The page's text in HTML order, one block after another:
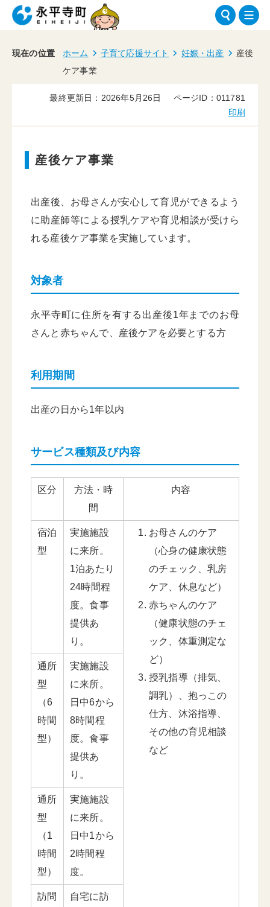
現在の位置 ホーム 子育て応援サイト 妊娠・出産
産後
ケア事業
最終更新日：2026年5月26日
ページID：011781
印刷
産後ケア事業
出産後、お母さんが安心して育児ができるよう
に助産師等による授乳ケアや育児相談が受けら
れる産後ケア事業を実施しています。
対象者
永平寺町に住所を有する出産後1年までのお母
さんと赤ちゃんで、産後ケアを必要とする方
利用期間
出産の日から1年以内
サービス種類及び内容
区分
方法・時
間
内容
宿泊
型
実施施設
に来所。
1泊あたり
24時間程
度。食事
提供あ
り。
お母さんのケア
（心身の健康状態
のチェック、乳房
ケア、休息など）
赤ちゃんのケア
（健康状態のチェ
ック、体重測定な
ど）
授乳指導（排気、
調乳）、抱っこの
仕方、沐浴指導、
その他の育児相談
など
通所
型
（6
時間
型）
実施施設
に来所。
日中6から
8時間程
度。食事
提供あ
り。
通所
型
（1
時間
型）
実施施設
に来所。
日中1から
2時間程
度。
訪問
自宅に訪